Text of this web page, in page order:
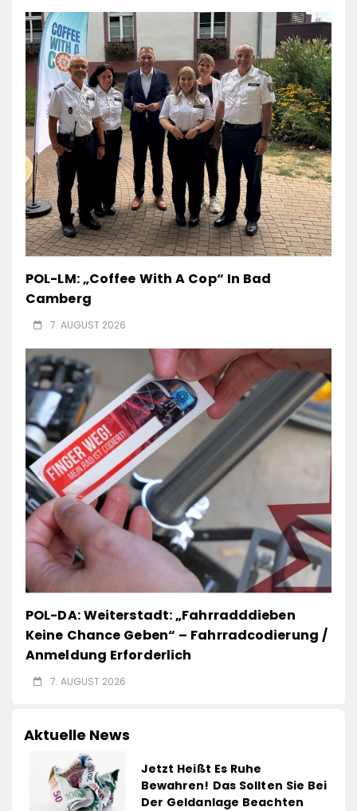
POL-LM: „Coffee With A Cop“ In Bad
Camberg
7. AUGUST 2026
POL-DA: Weiterstadt: „Fahrradddieben
Keine Chance Geben“ – Fahrradcodierung /
Anmeldung Erforderlich
7. AUGUST 2026
Aktuelle News
Jetzt Heißt Es Ruhe
Bewahren! Das Sollten Sie Bei
Der Geldanlage Beachten